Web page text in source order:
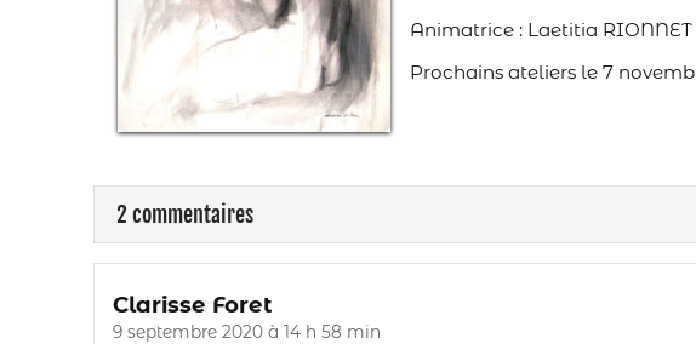
Animatrice : Laetitia RIONNET
Prochains ateliers le 7
2 commentaires
Clarisse Foret
9 septembre 2020 à 14 h 58 min